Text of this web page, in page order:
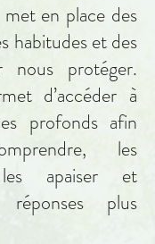
en place des
habitudes et des
nous protéger.
d’accéder à
profonds afin
les
les apaiser et
plus